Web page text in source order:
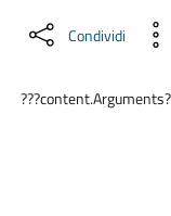
Condividi